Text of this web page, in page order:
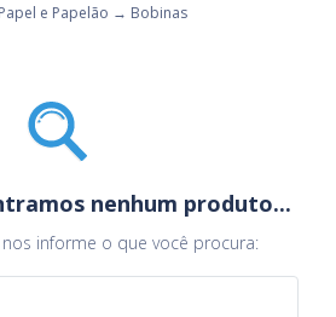
Papel e Papelão → Bobinas
nenhum produto...
informe o que você procura: